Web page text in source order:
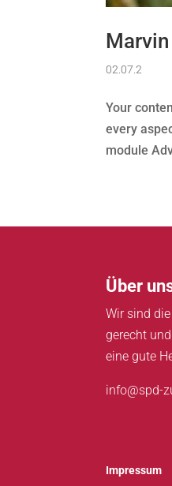
02.07.2
Your
every
module
Über
Wir sind
gerecht
eine gute
info@spd-
Impressum